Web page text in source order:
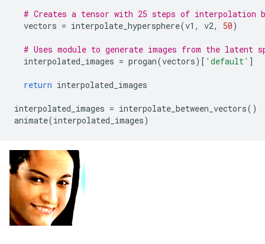
# Creates a tensor with 25 steps of interpolation
vectors = interpolate_hypersphere(v1 , v2, 50)
# Uses module to generate images from the latent
interpolated_images = progan(vectors)[ 'default' ]
return interpolated_images
interpolated_images = interpolate_between_vectors()
animate(interpolated_images)